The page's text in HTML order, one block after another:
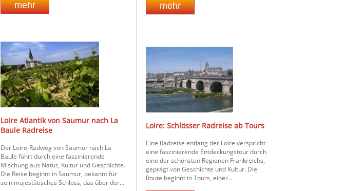
Loire Atlantik von Saumur nach La
Baule Radreise
Der Loire-Radweg von Saumur nach La
Baule führt durch eine faszinierende
Mischung aus Natur, Kultur und Geschichte.
Die Reise beginnt in Saumur, bekannt für
sein majestätisches Schloss, das über der...
Loire: Schlösser Radreise ab Tours
Eine Radreise entlang der Loire verspricht
eine faszinierende Entdeckungstour durch
eine der schönsten Regionen Frankreichs,
geprägt von Geschichte und Kultur. Die
Route beginnt in Tours, einer...